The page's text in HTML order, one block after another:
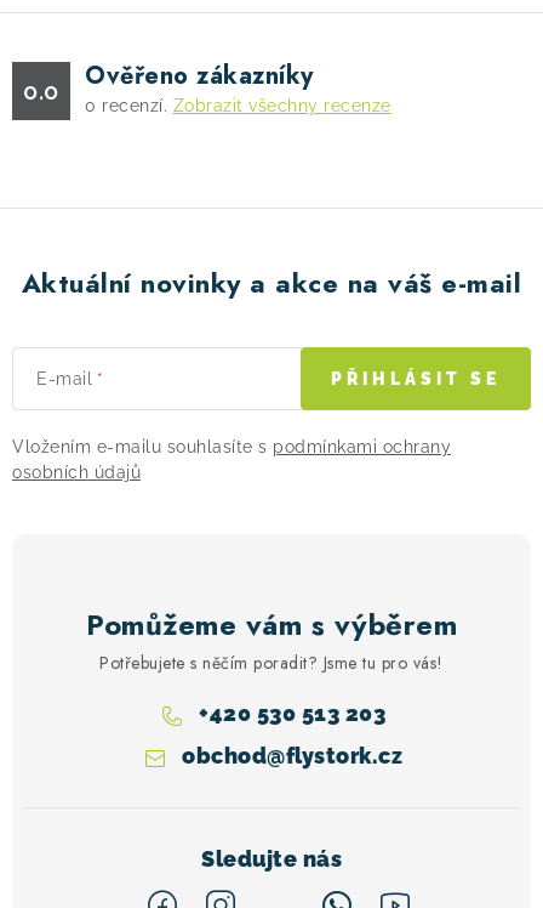
á
d
a
c
r
k
y
v
p
i
s
0.0 Ověřeno zákazníky
0 recenzí. Zobrazit všechny recenze
Aktuální novinky a akce na váš e-mail
E-mail
Vložením e-mailu souhlasíte s podmínkami ochrany
osobních údajů
PŘIHLÁSIT SE
Pomůžeme vám s výběrem
Potřebujete s něčím poradit? Jsme tu pro vás!
obchod@flystork.cz
+420 530 513 203